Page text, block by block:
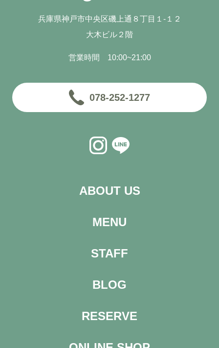
兵庫県神戸市中央区磯上通８丁目１-１２
大木ビル２階
営業時間 10:00~21:00
078-252-1277
ABOUT US
MENU
STAFF
BLOG
RESERVE